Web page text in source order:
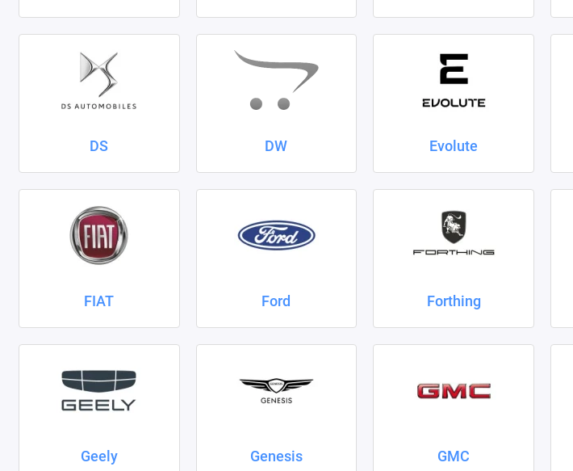
DS DW Evolute
FIAT Ford Forthing
Geely Genesis GMC